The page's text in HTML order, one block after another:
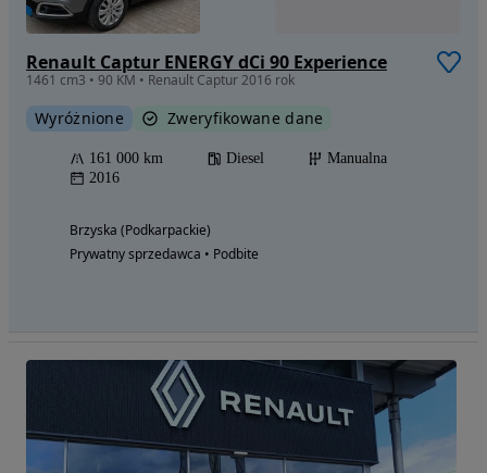
Renault Captur ENERGY dCi 90 Experience
1461 cm3 • 90 KM • Renault Captur 2016 rok
Wyróżnione Zweryfikowane dane
161 000 km Diesel
Manualna
2016
Brzyska (Podkarpackie)
Prywatny sprzedawca • Podbite